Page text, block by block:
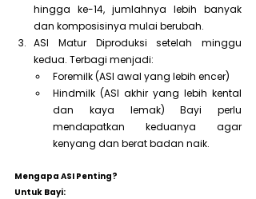
hingga ke-14, jumlahnya lebih banyak
dan komposisinya mulai berubah.
ASI Matur Diproduksi setelah minggu
kedua. Terbagi menjadi:
Foremilk (ASI awal yang lebih encer)
Hindmilk (ASI akhir yang lebih kental
dan kaya lemak) Bayi perlu
mendapatkan keduanya agar
kenyang dan berat badan naik.
Mengapa ASI Penting?
Untuk Bayi: